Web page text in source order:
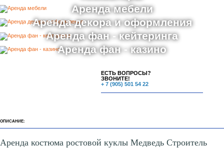
Аренда мебели
Аренда декора и оформления
Аренда фан - кейтеринга
Аренда фан - казино
ЕСТЬ ВОПРОСЫ?
ЗВОНИТЕ!
+ 7 (905) 501 54 22
ОПИСАНИЕ:
Аренда костюма ростовой куклы Медведь Строитель